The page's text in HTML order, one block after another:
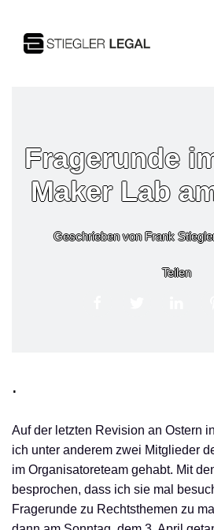
Fragerunde
Maker Lab
Geschrieben von Frank
Teilen
.
Auf der letzten Revision an Ostern
ich unter anderem zwei Mitglieder
im Organisatoreteam gehabt. Mit
besprochen, dass ich sie mal
Fragerunde zu Rechtsthemen zu